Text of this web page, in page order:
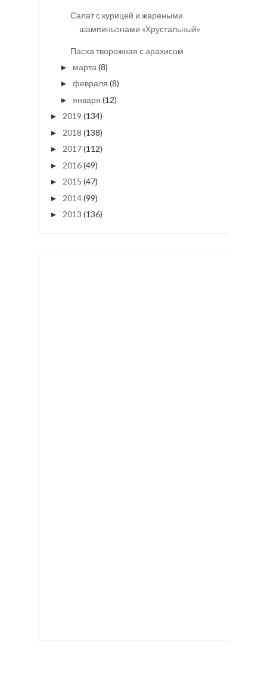
Салат с курицей и жареными
шампиньонами «Хрустальный»
Пасха творожная с арахисом
► марта (8)
► февраля (8)
► января (12)
► 2019 (134)
► 2018 (138)
► 2017(112)
► 2016(49)
► 2015 (47)
► 2014(99)
► 2013 (136)